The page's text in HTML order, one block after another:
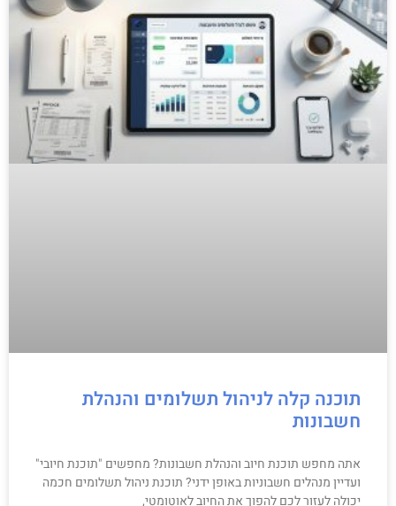
תוכנה קלה לניהול תשלומים והנהלת
חשבונות
אתה מחפש תוכנת חיוב והנהלת חשבונות? מחפשים "תוכנת חיובי"
ועדיין מנהלים חשבוניות באופן ידני? תוכנת ניהול תשלומים חכמה
יכולה לעזור לכם להפוך את החיוב לאוטומטי,